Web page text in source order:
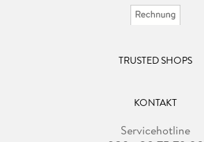
TRUSTED SHOPS
KONTAKT
Servicehotline